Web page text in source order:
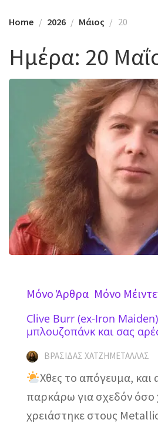
Home 2026 Μάιος 20
Ημέρα: 20
Mόνο Άρθρα Mόνο
Clive Burr (ex-Iron
μπλουζοπάνκ και σας
ΒΡΑΣΊΔΑΣ ΧΑΤΖΗΜΕΤΑΛΛΆΣ
Χθες το απόγευμα, και
παρκάρω για σχεδόν όσο
χρειάστηκε στους